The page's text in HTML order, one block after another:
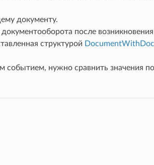
документу.
после возникновения
структурой
нужно сравнить значения